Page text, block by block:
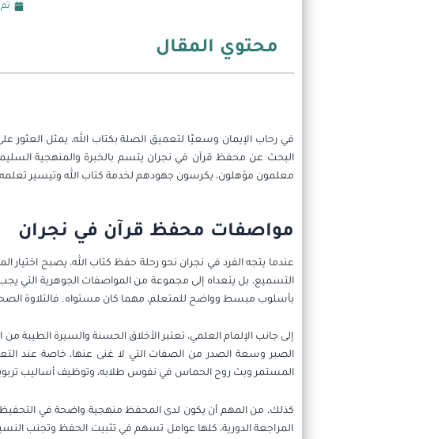
محتوي المقال
في رحاب الإيمان وسعيًا لتعميق الصلة بكتاب الله، يمثل العثور
البحث عن محفظ قرآن في نجران يتسم بالخبرة والمنهجية
معلمون مؤهلون، يكرسون جهودهم لخدمة كتاب الله وتيسير تعلمه
مواصفات محفظ قرآن في نجران
عندما يتجه الفرد في نجران نحو رحلة حفظ كتاب الله، يصبح
التسميع، بل يتعداه إلى مجموعة من المواصفات الجوهرية التي يجب
بأسلوب مبسط وواضح للمتعلم، مهما كان مستواه. فالتلاوة
إلى جانب الإلمام العلمي، تعتبر الأخلاق الحسنة والسيرة الطيبة
الصبر وسعة الصدر من الصفات التي لا غنى عنها، خاصة عند
المستمر وبث روح الحماس في نفوس طلابه، وتوظيف أساليب
كذلك، من المهم أن يكون لدى المحفظ منهجية واضحة في التحفيظ
المراجعة الدورية، كلها عوامل تسهم في تثبيت الحفظ وتجنب